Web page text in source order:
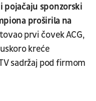
pojačaju sponzorski
proširila na
prvi čovek ACG,
kreće
sadržaj pod firmom